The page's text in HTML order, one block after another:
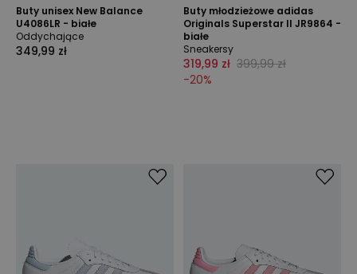
Buty unisex New Balance
U4086LR - białe
Oddychające
349,99 zł
Buty młodzieżowe adidas
Originals Superstar II JR9864 -
białe
Sneakersy
319,99 zł 399,99 zł
-20%